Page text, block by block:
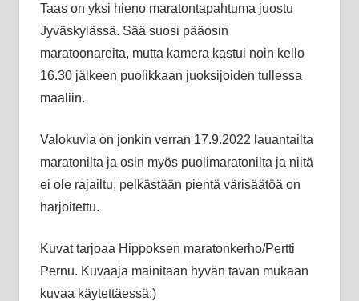
Taas on yksi hieno maratontapahtuma juostu
Jyväskylässä. Sää suosi pääosin
maratoonareita, mutta kamera kastui noin kello
16.30 jälkeen puolikkaan juoksijoiden tullessa
maaliin.
Valokuvia on jonkin verran 17.9.2022 lauantailta
maratonilta ja osin myös puolimaratonilta ja niitä
ei ole rajailtu, pelkästään pientä värisäätöä on
harjoitettu.
Kuvat tarjoaa Hippoksen maratonkerho/Pertti
Pernu. Kuvaaja mainitaan hyvän tavan mukaan
kuvaa käytettäessä:)